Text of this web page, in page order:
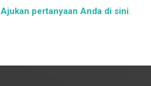
Ajukan pertanyaan Anda di sini.